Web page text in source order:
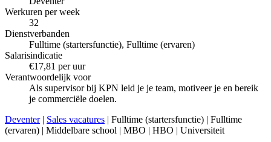
Werkuren per week
32
Dienstverbanden
Fulltime (startersfunctie), Fulltime (ervaren)
Salarisindicatie
€17,81 per uur
Verantwoordelijk voor
Als supervisor bij KPN leid je je team, motiveer je en bereik
je commerciële doelen.
Deventer| Sales vacatures | Fulltime (startersfunctie) | Fulltime
(ervaren) | Middelbare school | MBO | HBO | Universiteit